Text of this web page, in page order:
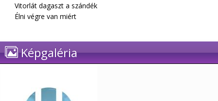
Vitorlát dagaszt a szándék
Élni végre van miért
Képgaléria